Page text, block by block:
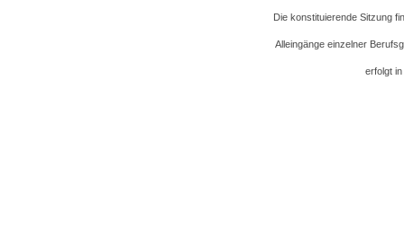
Die konstituierende Sitzung
Alleingänge einzelner
erfolgt